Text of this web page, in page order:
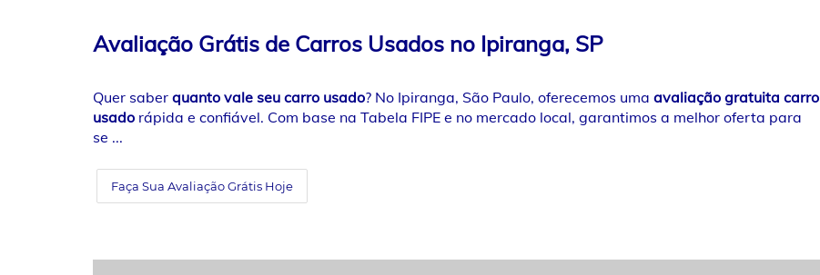
Avaliação Grátis de Carros Usados no Ipiranga, SP
Quer saber quanto vale seu carro usado? No Ipiranga, São Paulo, oferecemos uma avaliação gratuita carro
usado rápida e confiável. Com base na Tabela FIPE e no mercado local, garantimos a melhor oferta para
se ...
Faça Sua Avaliação Grátis Hoje